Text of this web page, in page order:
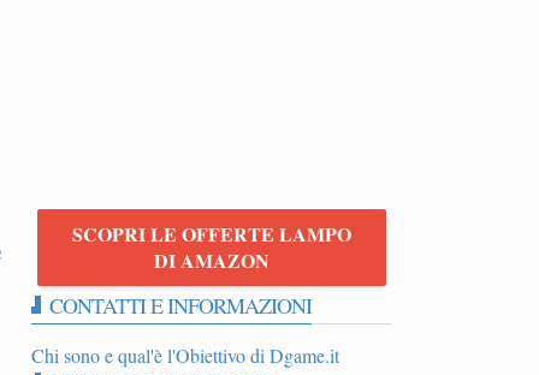
SCOPRI LE OFFERTE LAMPO
DI AMAZON
CONTATTI E INFORMAZIONI
Chi sono e qual'è l'Obiettivo di Dgame.it